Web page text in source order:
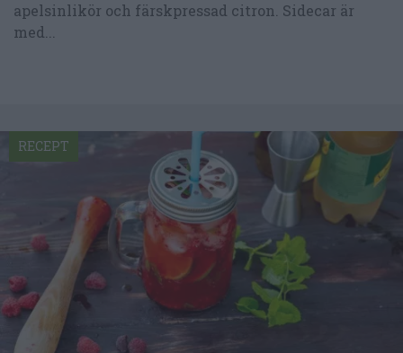
apelsinlikör och färskpressad citron. Sidecar är
med...
RECEPT